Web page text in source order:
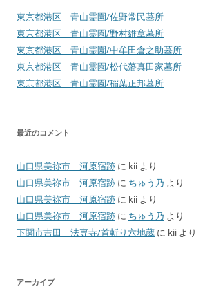
東京都港区 青山霊園/佐野常民墓所
東京都港区 青山霊園/野村維章墓所
東京都港区 青山霊園/中牟田倉之助墓所
東京都港区 青山霊園/松代藩真田家墓所
東京都港区 青山霊園/稲葉正邦墓所
最近のコメント
山口県美祢市 河原宿跡 に kii より
山口県美祢市 河原宿跡 に ちゅう乃 より
山口県美祢市 河原宿跡 に kii より
山口県美祢市 河原宿跡 に ちゅう乃 より
下関市吉田 法専寺/首斬り六地蔵 に kii より
アーカイブ